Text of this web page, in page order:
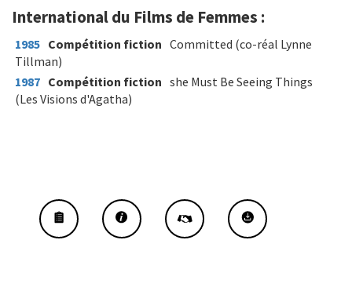
International du Films de Femmes :
1985 Compétition fiction Committed (co-réal Lynne
Tillman)
1987 Compétition fiction she Must Be Seeing Things
(Les Visions d'Agatha)